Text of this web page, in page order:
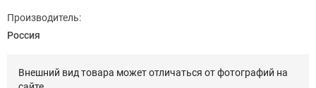
Производитель:
Россия
Внешний вид товара может отличаться от фотографий на